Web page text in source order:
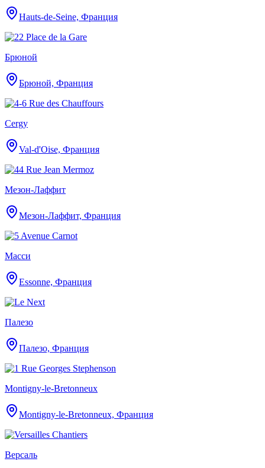
Hauts-de-Seine, Франция
Брюной
Брюной, Франция
Cergy
Val-d'Oise, Франция
Мезон-Лаффит
Мезон-Лаффит, Франция
Масси
Essonne, Франция
Палезо
Палезо, Франция
Montigny-le-Bretonneux
Montigny-le-Bretonneux, Франция
Версаль